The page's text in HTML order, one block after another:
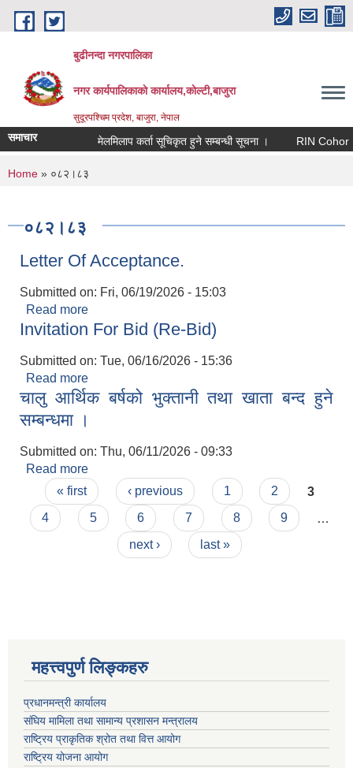
Skip to main content
बुढीनन्दा नगरपालिका
नगर कार्यपालिकाकाे कार्यालय,काेल्टी,बाजुरा
सुदूरपश्चिम प्रदेश, बाजुरा, नेपाल
समाचार मेलमिलाप कर्ता सूचिकृत हुने सम्बन्धी सूचना । RIN Cohor III
You are here
Home » ०८२।८३
०८२।८३
Letter Of Acceptance.
Submitted on: Fri, 06/19/2026 - 15:03
Read more
Invitation For Bid (Re-Bid)
Submitted on: Tue, 06/16/2026 - 15:36
Read more
चालु आर्थिक बर्षको भुक्तानी तथा खाता बन्द हुने
सम्बन्धमा ।
Submitted on: Thu, 06/11/2026 - 09:33
Read more
सम्बन्धमा ।
Pages
« first ‹ previous 1 2
3
4
5 6 7 8 9
next ›
last »
महत्त्वपुर्ण लिङ्कहरु
प्रधानमन्त्री कार्यालय
संघिय मामिला तथा सामान्य प्रशासन मन्त्रालय
राष्ट्रिय प्राकृतिक श्रोत तथा वित्त आयोग
राष्ट्रिय योजना आयोग